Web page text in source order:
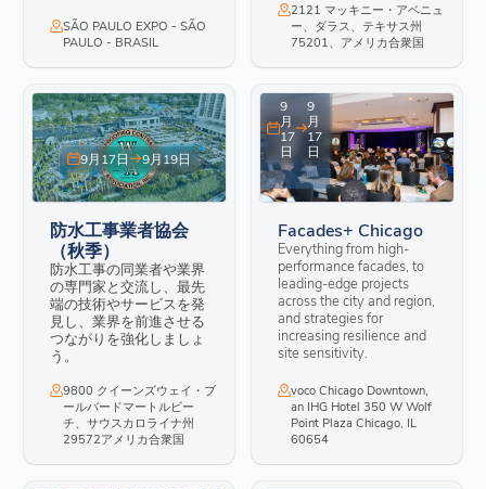
SÃO PAULO EXPO - SÃO
PAULO - BRASIL
2121 マッキニー・アベニュ
ー、ダラス、テキサス州
75201、アメリカ合衆国
9月17日 9月19日
防水工事業者協会
（秋季）
防水工事の同業者や業界
の専門家と交流し、最先
端の技術やサービスを発
見し、業界を前進させる
つながりを強化しましょ
う。
9800 クイーンズウェイ・ブ
ールバードマートルビー
チ、サウスカロライナ州
29572アメリカ合衆国
9
月
17
日
9
月
17
日
Facades+ Chicago
Everything from high-
performance facades, to
leading-edge projects
across the city and region,
and strategies for
increasing resilience and
site sensitivity.
voco Chicago Downtown,
an IHG Hotel 350 W Wolf
Point Plaza Chicago, IL
60654